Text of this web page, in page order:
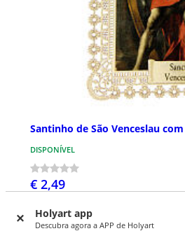
Holyart app
Descubra agora a APP de Holyart
Santinho de São Venceslau
DISPONÍVEL
€ 2,49